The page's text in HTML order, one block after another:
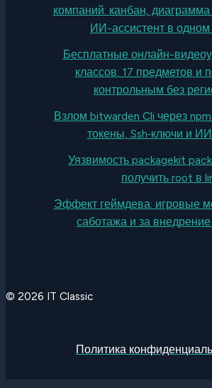
компаний: канбан, диаграмма
ИИ-ассистент в одном
Бесплатные онлайн-
классов: 17 предметов и
контрольным без
Взлом bitwarden Cli через
токены, Ssh‑ключи и
Уязвимость packagekit
получить root в
Эффект геймдева: игровые
саботажа и за
© 2026 IT Classic
Политика